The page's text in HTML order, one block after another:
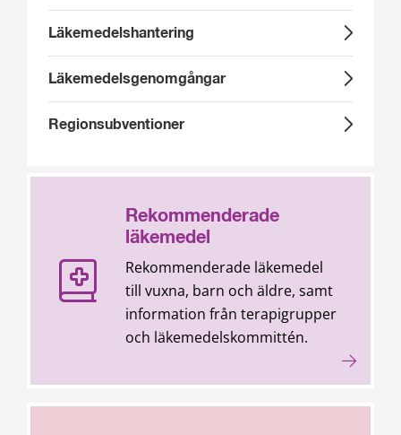
Läkemedelshantering
Läkemedels­genomgångar
Regionsubventioner
Rekommenderade
läkemedel
Rekommenderade läkemedel
till vuxna, barn och äldre, samt
information från terapigrupper
och läkemedelskommittén.